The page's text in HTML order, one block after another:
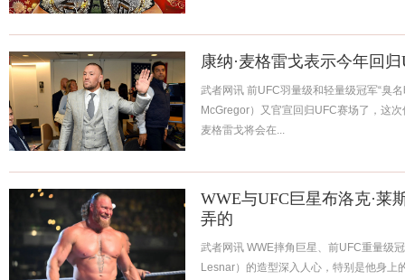
康纳·麦格雷戈表示今年回
武者网讯 前UFC羽量级和轻量级冠军“臭
McGregor）又官宣回归UFC赛场了，这
麦格雷戈将会在...
WWE与UFC巨星布洛克·莱
弄的
武者网讯 WWE摔角巨星、前UFC重量级
Lesnar）的造型深入人心，特别是他身上